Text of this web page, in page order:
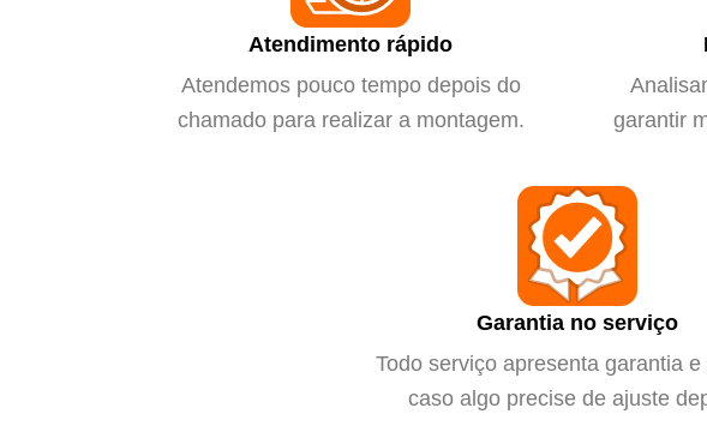
Atendimento rápido
Atendemos pouco tempo depois do
chamado para realizar a montagem.
garantir
Garantia no serviço
Todo serviço apresenta garantia e
caso algo precise de ajuste